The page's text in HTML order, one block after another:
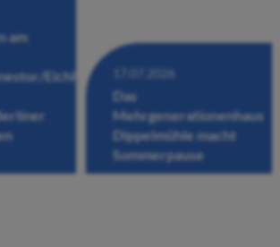
am
Eichhofstraße/Fuldastraße
17.07.2026
Das
Mehrgenerationenhaus
Dippelmühle macht
Sommerpause